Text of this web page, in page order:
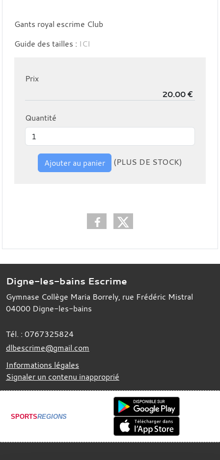
Gants royal escrime Club
Guide des tailles : ICI
Prix
Quantité
Ajouter au panier (PLUS DE STOCK)
Digne-les-bains Escrime
Gymnase Collège Maria Borrely, rue Frédéric Mistral
04000 Digne-les-bains
Tél. : 0767325824
dlbescrime@gmail.com
Informations légales
Signaler un contenu inapproprié
SPORTSREGIONS